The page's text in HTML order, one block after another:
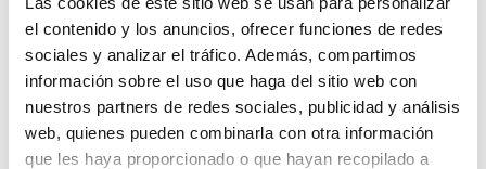
el contenido y los anuncios, ofrecer funciones de redes
sociales y analizar el tráfico. Además, compartimos
información sobre el uso que haga del sitio web con
nuestros partners de redes sociales, publicidad y análisis
web, quienes pueden combinarla con otra información
que les haya proporcionado o que hayan recopilado a
JUAN DÁVILA
- Varias Ciudades
Descripción